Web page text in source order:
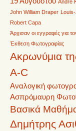
André
John William Draper
Robert Capa
Άρχισαν οι εγγραφές για
Έκθεση Φωτογραφίας
Ακρωνύμια
A-C
Αναλογική
Ασπρόμαυρη
Βασικά
Δημήτρης